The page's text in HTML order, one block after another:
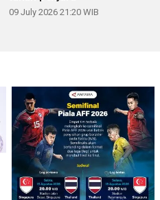
09 July 2026 21:20 WIB